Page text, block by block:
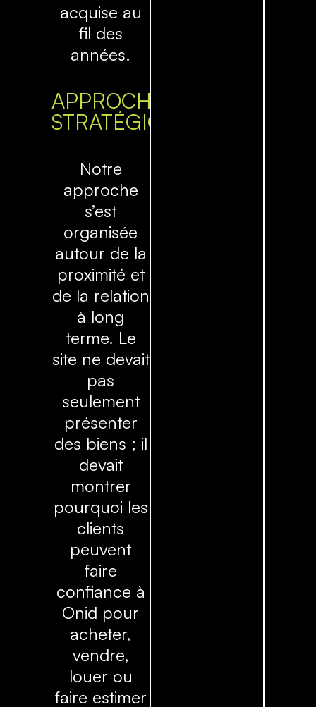
acquise au
fil des
années.
APPROCHE
STRATÉGIQUE
Notre
approche
s’est
organisée
autour de la
proximité et
de la relation
à long
terme. Le
site ne devait
pas
seulement
présenter
des biens ; il
devait
montrer
pourquoi les
clients
peuvent
faire
confiance à
Onid pour
acheter,
vendre,
louer ou
faire estimer